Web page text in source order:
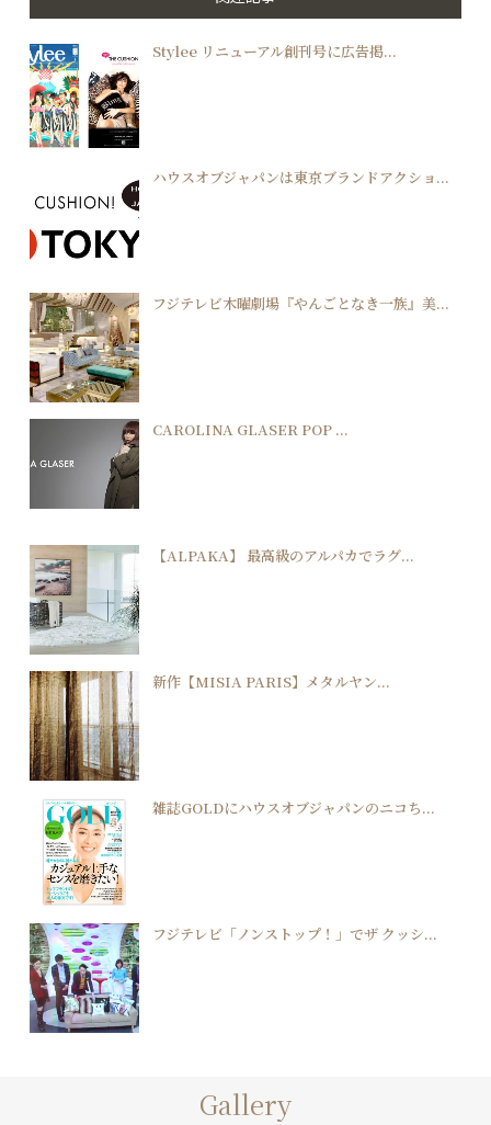
Stylee リニューアル創刊号に広告掲...
ハウスオブジャパンは東京ブランドアクショ...
フジテレビ木曜劇場『やんごとなき一族』美...
CAROLINA GLASER POP ...
【ALPAKA】 最高級のアルパカでラグ...
新作【MISIA PARIS】メタルヤン...
雑誌GOLDにハウスオブジャパンのニコち...
フジテレビ「ノンストップ！」でザ クッシ...
Gallery